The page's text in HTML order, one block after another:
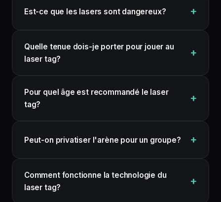
Est-ce que les lasers sont dangereux?
Quelle tenue dois-je porter pour jouer au
laser tag?
Pour quel âge est recommandé le laser
tag?
Peut-on privatiser l'arène pour un groupe?
Comment fonctionne la technologie du
laser tag?